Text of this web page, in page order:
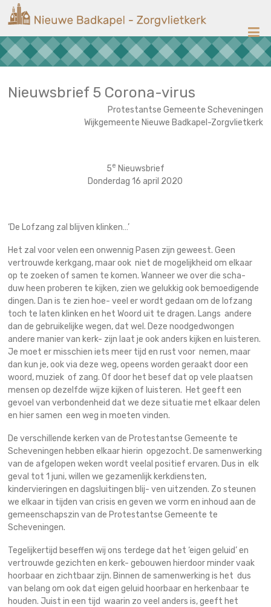
naar
inhoud
Nieuwe
Badkapel
Kerk
Nieuwsbrief 5 Corona-virus
Protestantse Gemeente Scheveningen
Wijkgemeente Nieuwe Badkapel-Zorgvlietkerk
5e Nieuwsbrief
Donderdag 16 april 2020
‘De Lofzang zal blijven klinken…’
Het zal voor velen een onwennig Pasen zijn geweest. Geen
vertrouwde kerkgang, maar ook niet de mogelijkheid om elkaar
op te zoeken of samen te komen. Wanneer we over die scha-
duw heen proberen te kijken, zien we gelukkig ook bemoedigende
dingen. Dan is te zien hoe- veel er wordt gedaan om de lofzang
toch te laten klinken en het Woord uit te dragen. Langs andere
dan de gebruikelijke wegen, dat wel. Deze noodgedwongen
andere manier van kerk- zijn laat je ook anders kijken en luisteren.
Je moet er misschien iets meer tijd en rust voor nemen, maar
dan kun je, ook via deze weg, opeens worden geraakt door een
woord, muziek of zang. Of door het besef dat op vele plaatsen
mensen op dezelfde wijze kijken of luisteren. Het geeft een
gevoel van verbondenheid dat we deze situatie met elkaar delen
en hier samen een weg in moeten vinden.
De verschillende kerken van de Protestantse Gemeente te
Scheveningen hebben elkaar hierin opgezocht. De samenwerking
van de afgelopen weken wordt veelal positief ervaren. Dus in elk
geval tot 1 juni, willen we gezamenlijk kerkdiensten,
kindervieringen en dagsluitingen blij- ven uitzenden. Zo steunen
we elkaar in tijden van crisis en geven we vorm en inhoud aan de
gemeenschapszin van de Protestantse Gemeente te
Scheveningen.
Tegelijkertijd beseffen wij ons terdege dat het ‘eigen geluid’ en
vertrouwde gezichten en kerk- gebouwen hierdoor minder vaak
hoorbaar en zichtbaar zijn. Binnen de samenwerking is het dus
van belang om ook dat eigen geluid hoorbaar en herkenbaar te
houden. Juist in een tijd waarin zo veel anders is, geeft het